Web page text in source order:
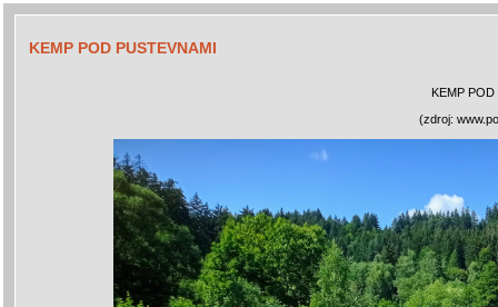
KEMP POD PUSTEVNAMI
KEMP
(zdroj: